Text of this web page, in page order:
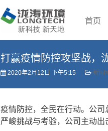
首页
打赢疫情防控攻坚战，
2020年2月12日 下午5:15 新闻
疫情防控，全民在行动。公
严峻挑战与考验，公司主动出